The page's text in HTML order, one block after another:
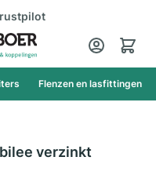
Cart
Flenzen en lasfittingen
verzinkt